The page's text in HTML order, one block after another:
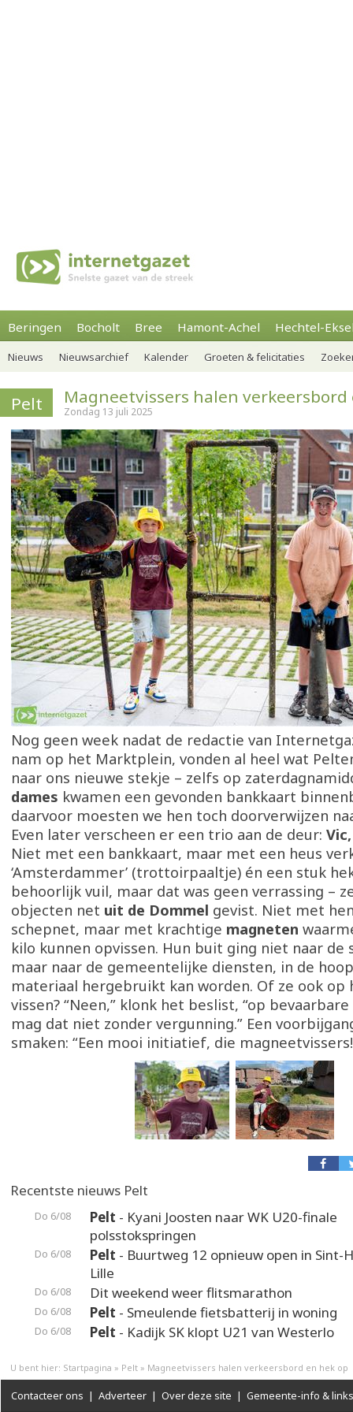
Beringen Bocholt Bree Hamont-Achel Hechtel-
Nieuws Nieuwsarchief Kalender Groeten & felicitaties
Pelt Magneetvissers halen verkeersbord
Zondag 13 juli 2025
Nog geen week nadat de redactie van
nam op het Marktplein, vonden al heel wat
naar ons nieuwe stekje – zelfs op
dames kwamen een gevonden bankkaart
daarvoor moesten we hen toch doorverwijzen
Even later verscheen er een trio aan de deur:
Niet met een bankkaart, maar met een heus
‘Amsterdammer’ (trottoirpaaltje) én een stuk
behoorlijk vuil, maar dat was geen verrassing –
objecten net uit de Dommel gevist. Niet met
schepnet, maar met krachtige magneten
kilo kunnen opvissen. Hun buit ging niet naar de
maar naar de gemeentelijke diensten, in de
materiaal hergebruikt kan worden. Of ze ook op
vissen? “Neen,” klonk het beslist, “op
mag dat niet zonder vergunning.” Een
smaken: “Een mooi initiatief, die
Recentste nieuws Pelt
Do 6/08 Pelt - Kyani Joosten naar WK U20-finale
polsstokspringen
Do 6/08 Pelt - Buurtweg 12 opnieuw open in Sint-
Lille
Do 6/08 Dit weekend weer flitsmarathon
Do 6/08 Pelt - Smeulende fietsbatterij in woning
Do 6/08 Pelt - Kadijk SK klopt U21 van Westerlo
U bent hier: Startpagina » Pelt » Magneetvissers halen verkeersbord en hek op
Contacteer ons | Adverteer | Over deze site | Gemeente-info & links